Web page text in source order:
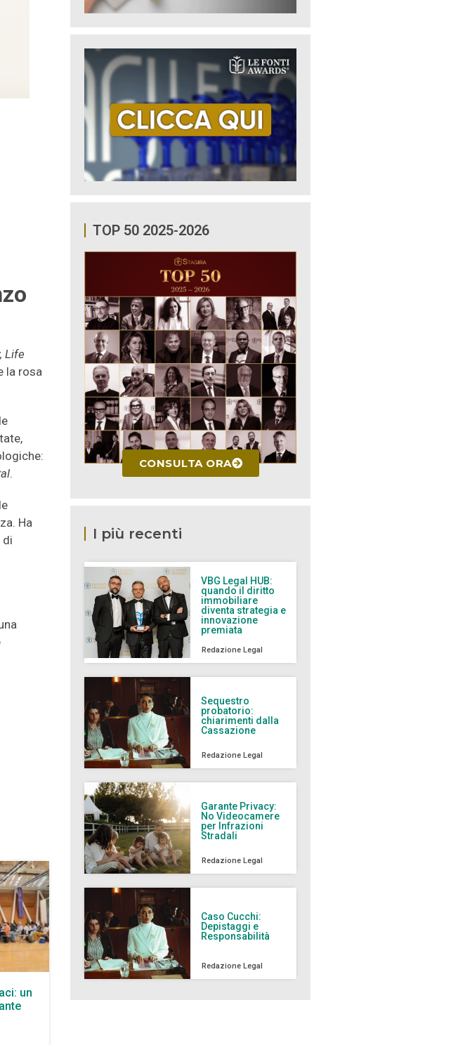
Life
la rosa
.
Ha
di
un
TOP 50 2025-2026
CONSULTA ORA
I più recenti
VBG Legal HUB:
quando il diritto
immobiliare
diventa strategia e
innovazione
premiata
Redazione Legal
Sequestro
probatorio:
chiarimenti dalla
Cassazione
Redazione Legal
Garante Privacy:
No Videocamere
per Infrazioni
Stradali
Redazione Legal
Caso Cucchi:
Depistaggi e
Responsabilità
Redazione Legal